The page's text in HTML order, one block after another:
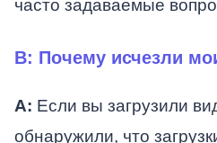
часто задаваемые
В: Почему исчезли
А: Если вы загрузили
обнаружили, что